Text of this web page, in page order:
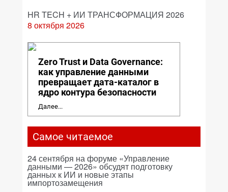
HR TECH + ИИ ТРАНСФОРМАЦИЯ 2026
8 октября 2026
Zero Trust и Data Governance:
как управление данными
превращает дата-каталог в
ядро контура безопасности
Далее...
Самое читаемое
24 сентября на форуме «Управление
данными — 2026» обсудят подготовку
данных к ИИ и новые этапы
импортозамещения